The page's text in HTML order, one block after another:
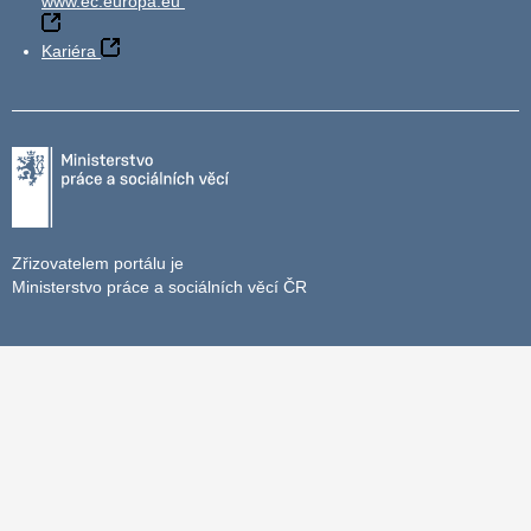
Kariéra
Zřizovatelem portálu je
Ministerstvo práce a sociálních věcí ČR